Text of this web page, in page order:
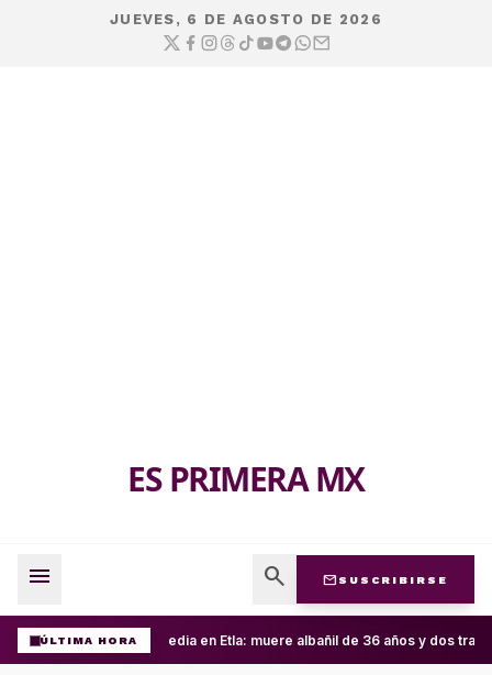
JUEVES, 6 DE AGOSTO DE 2026
ES PRIMERA MX
menu search mail SUSCRIBIRSE
ÚLTIMA HORATragedia en Etla: muere albañil de 36 años y dos